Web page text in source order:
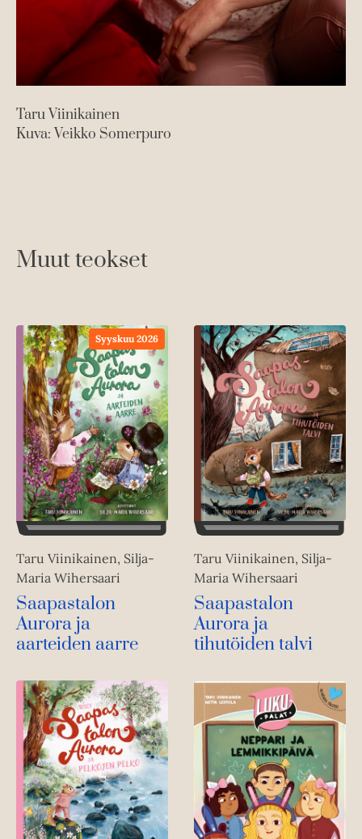
Taru Viinikainen
Kuva: Veikko Somerpuro
Muut teokset
Syyskuu 2026
Taru Viinikainen, Silja-
Maria Wihersaari
Saapastalon
Aurora ja
aarteiden aarre
Taru Viinikainen, Silja-
Maria Wihersaari
Saapastalon
Aurora ja
tihutöiden talvi